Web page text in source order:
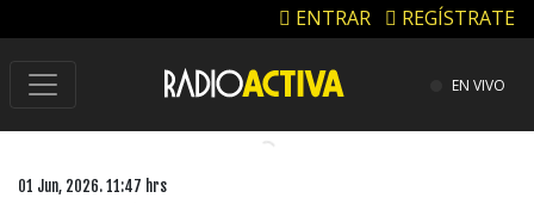
ENTRAR REGÍSTRATE
EN VIVO
01 Jun, 2026. 11:47 hrs